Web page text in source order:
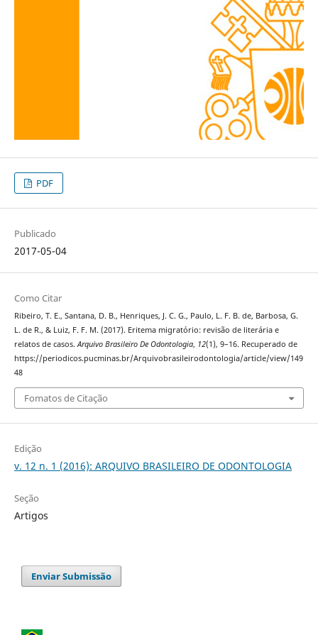
PDF
Publicado
2017-05-04
Como Citar
Ribeiro, T. E., Santana, D. B., Henriques, J. C. G., Paulo, L. F. B. de, Barbosa, G.
L. de R., & Luiz, F. F. M. (2017). Eritema migratório: revisão de literária e
relatos de casos.Arquivo Brasileiro De Odontologia, 12(1), 9–16. Recuperado de
https://periodicos.pucminas.br/Arquivobrasileirodontologia/article/view/149
48
Fomatos de Citação
Edição
v. 12 n. 1 (2016): ARQUIVO BRASILEIRO DE ODONTOLOGIA
Seção
Artigos
Enviar Submissão